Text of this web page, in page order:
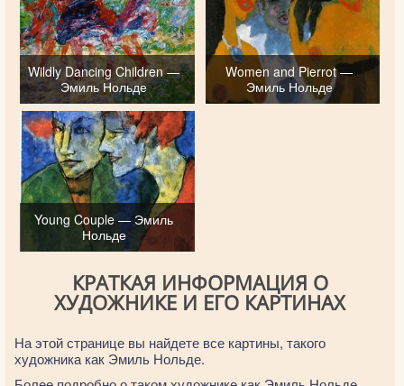
Wildly Dancing Children —
Эмиль Нольде
Women and Pierrot —
Эмиль Нольде
Young Couple — Эмиль
Нольде
КРАТКАЯ ИНФОРМАЦИЯ О
ХУДОЖНИКЕ И ЕГО КАРТИНАХ
На этой странице вы найдете все картины, такого
художника как Эмиль Нольде.